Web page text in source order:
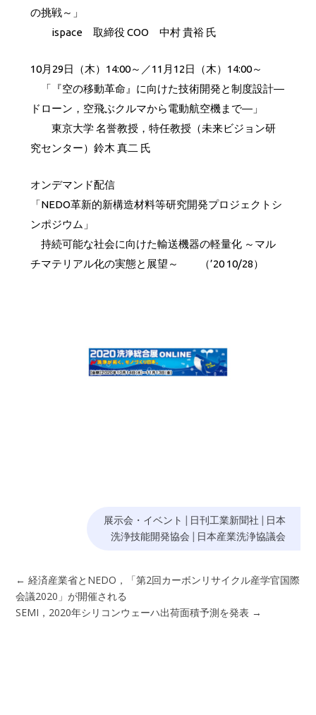
の挑戦～」
ispace 取締役 COO 中村 貴裕 氏
10月29日（木）14:00～／11月12日（木）14:00～
「『空の移動革命』に向けた技術開発と制度設計―
ドローン，空飛ぶクルマから電動航空機まで―」
東京大学 名誉教授，特任教授（未来ビジョン研
究センター）鈴木 真二 氏
オンデマンド配信
「NEDO革新的新構造材料等研究開発プロジェクトシ
ンポジウム」
持続可能な社会に向けた輸送機器の軽量化 ～マル
チマテリアル化の実態と展望～ （’20 10/28）
展示会・イベント 日刊工業新聞社
日本
洗浄技能開発協会
日本産業洗浄協議会
←経済産業省とNEDO，「第2回カーボンリサイクル産学官国際
会議2020」が開催される
SEMI，2020年シリコンウェーハ出荷面積予測を発表 →